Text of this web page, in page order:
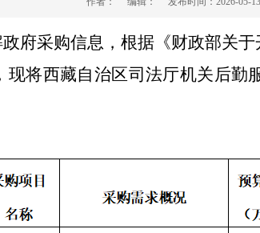
府采购信息，根据《财政部关
现将西藏自治区司法厅机关后勤